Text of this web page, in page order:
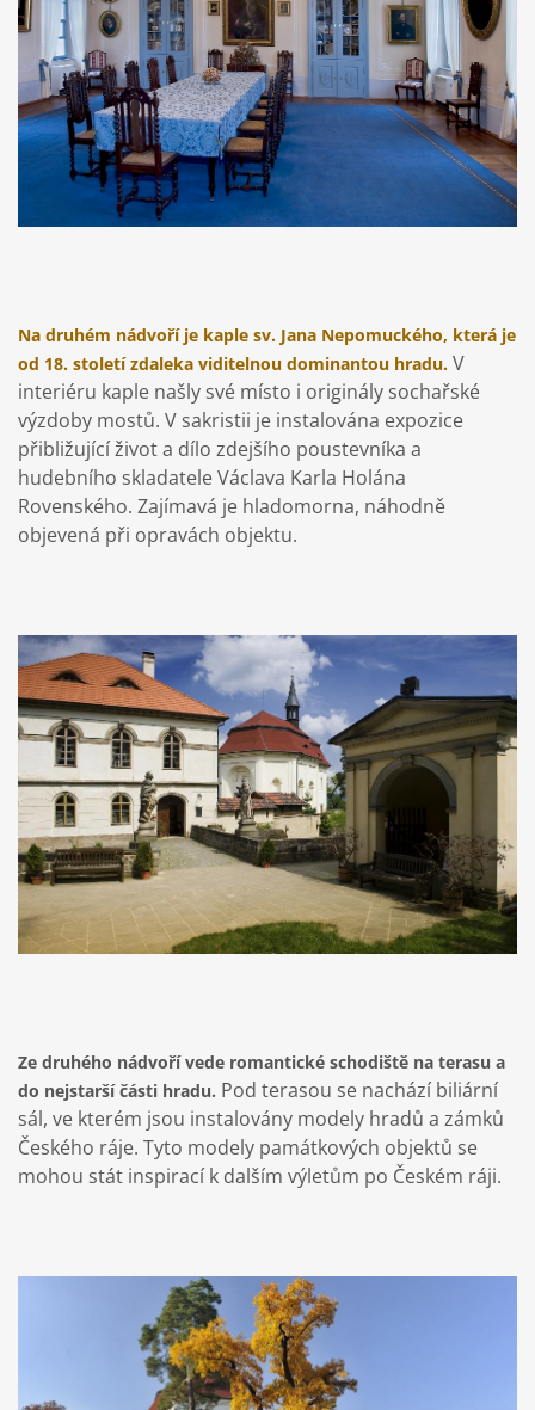
Na druhém nádvoří je kaple sv. Jana Nepomuckého, která je
od 18. století zdaleka viditelnou dominantou hradu. V
interiéru kaple našly své místo i originály sochařské
výzdoby mostů. V sakristii je instalována expozice
přibližující život a dílo zdejšího poustevníka a
hudebního skladatele Václava Karla Holána
Rovenského. Zajímavá je hladomorna, náhodně
objevená při opravách objektu.
Ze druhého nádvoří vede romantické schodiště na terasu a
do nejstarší části hradu. Pod terasou se nachází biliární
sál, ve kterém jsou instalovány modely hradů a zámků
Českého ráje. Tyto modely památkových objektů se
mohou stát inspirací k dalším výletům po Českém ráji.